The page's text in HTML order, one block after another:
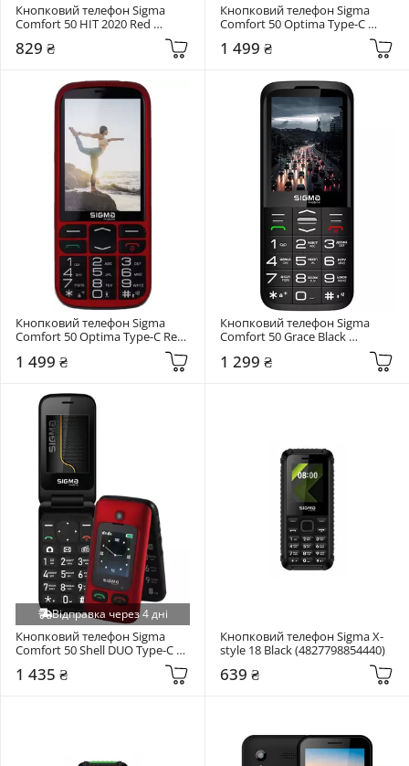
Кнопковий телефон Sigma
Comfort 50 HIT 2020 Red
829 ₴
Кнопковий телефон Sigma
Comfort 50 Optima Type-C
1 499 ₴
Кнопковий телефон Sigma
Comfort 50 Optima Type-C Red
1 499 ₴
Кнопковий телефон Sigma
Comfort 50 Grace Black
1 299 ₴
Відправка через 4 дні
Кнопковий телефон Sigma
Comfort 50 Shell DUO Type-C
1 435 ₴
Кнопковий телефон Sigma X-
style 18 Black (4827798854440)
639 ₴